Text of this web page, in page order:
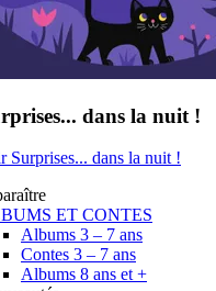
dans la nuit !
Surprises... dans la nuit !
ET CONTES
Albums 3 – 7 ans
Contes 3 – 7 ans
Albums 8 ans et +